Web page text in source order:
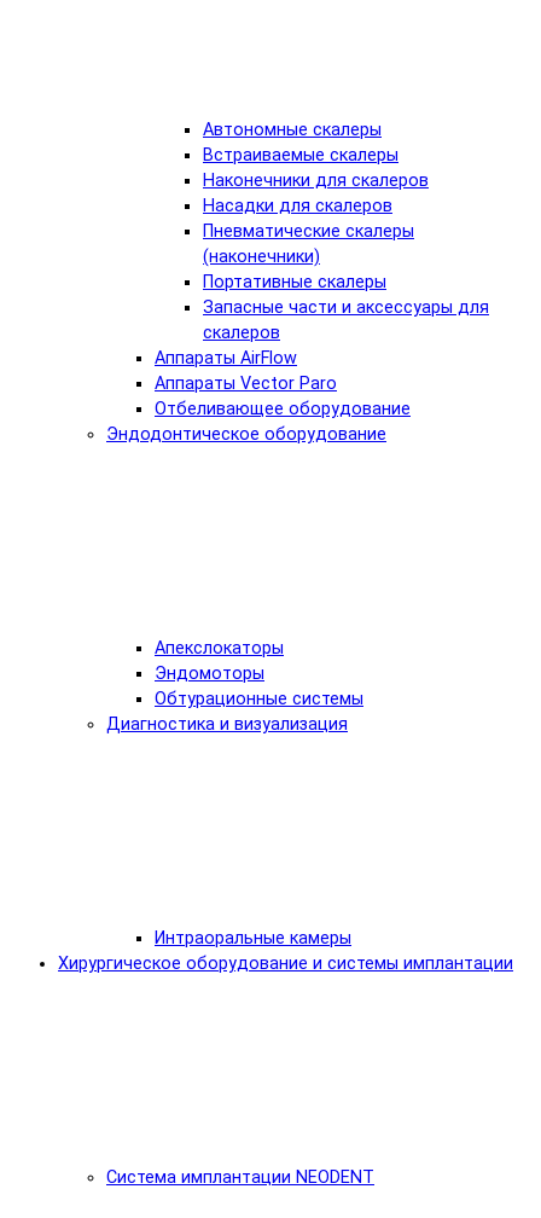
Автономные скалеры
Встраиваемые скалеры
Наконечники для скалеров
Насадки для скалеров
Пневматические скалеры
(наконечники)
Портативные скалеры
Запасные части и аксессуары для
скалеров
Аппараты AirFlow
Аппараты Vector Paro
Отбеливающее оборудование
Эндодонтическое оборудование
Апекслокаторы
Эндомоторы
Обтурационные системы
Диагностика и визуализация
Интраоральные камеры
Хирургическое оборудование и системы имплантации
Система имплантации NEODENT